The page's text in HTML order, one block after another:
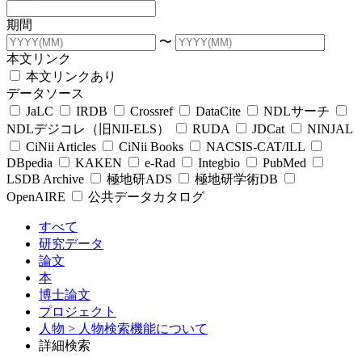
期間
〜
本文リンク
本文リンクあり
データソース
JaLC
IRDB Crossref DataCite
NDLサーチ
NDLデジコレ（旧NII-ELS）
RUDA JDCat
NINJAL
CiNii Articles
CiNii Books
NACSIS-CAT/ILL
DBpedia
KAKEN e-Rad Integbio
PubMed
LSDB Archive
極地研ADS
極地研学術DB
OpenAIRE
公共データカタログ
すべて
研究データ
論文
本
博士論文
プロジェクト
人物 > 人物検索機能について
詳細検索